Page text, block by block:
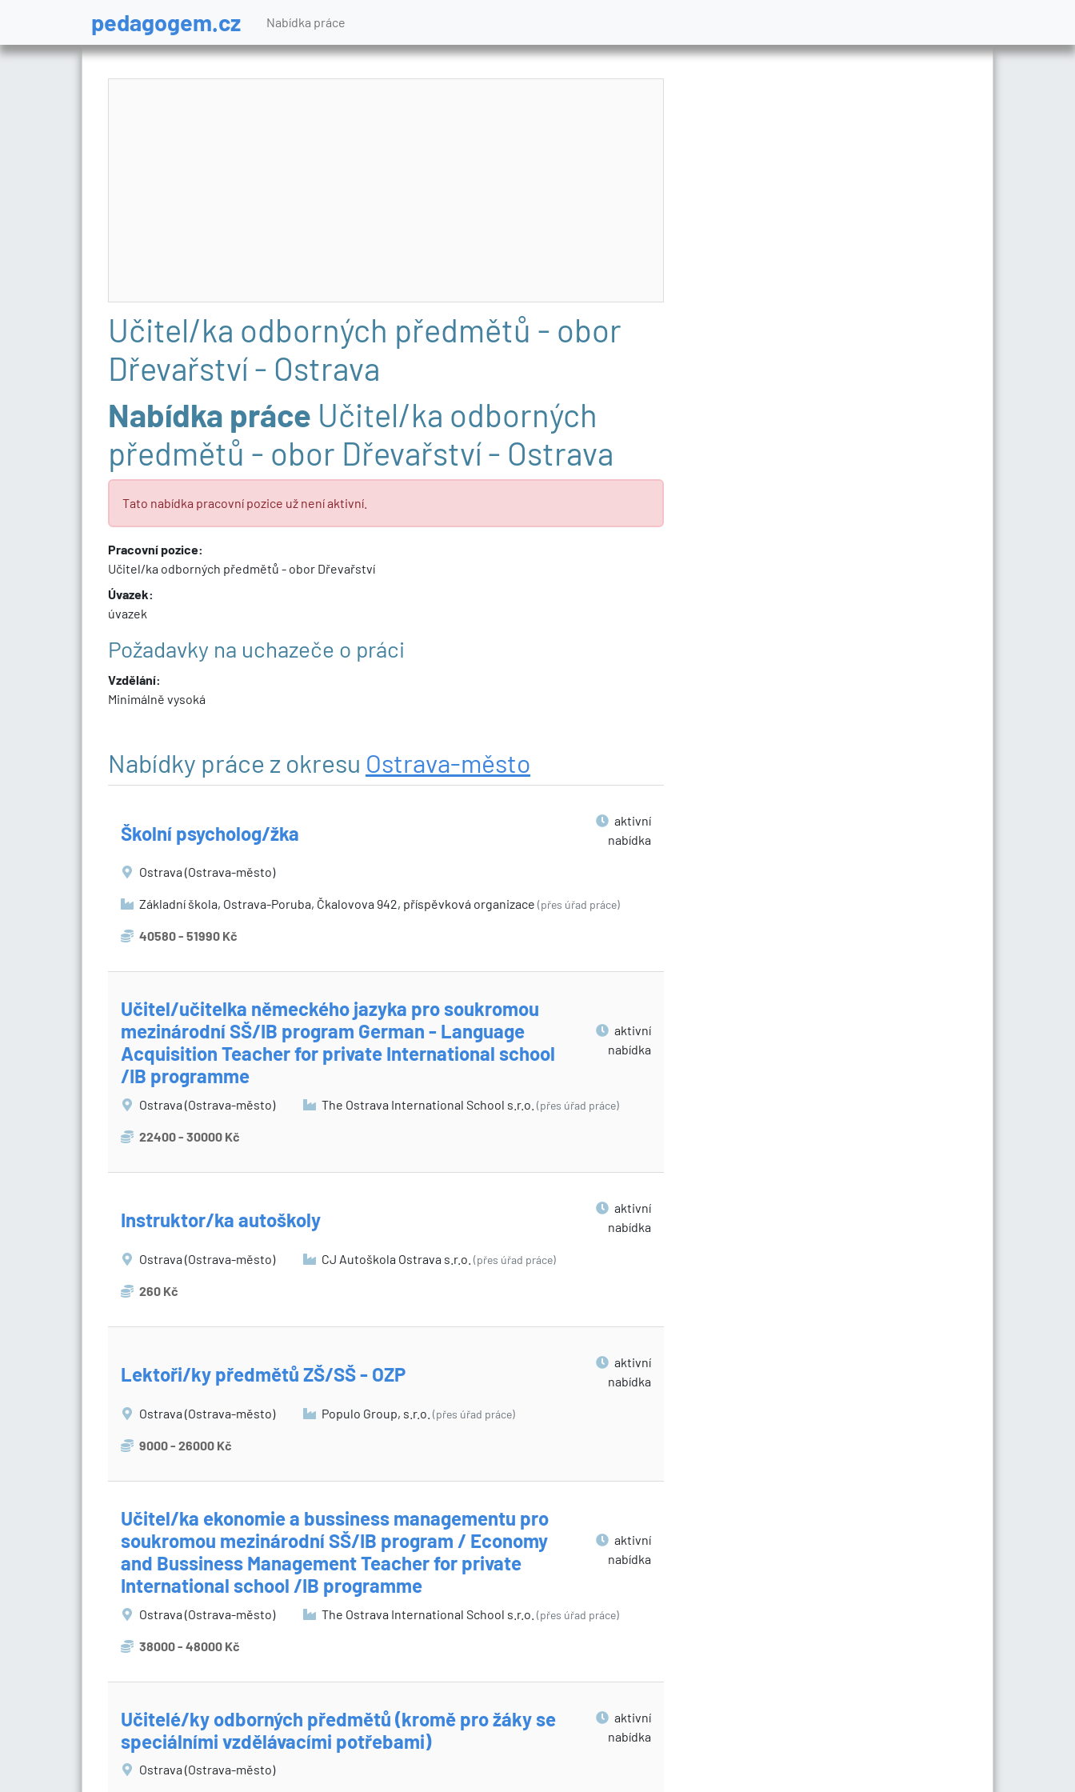
pedagogem.cz Nabídka práce
Učitel/ka odborných předmětů - obor
Dřevařství - Ostrava
Nabídka práce Učitel/ka odborných
předmětů - obor Dřevařství - Ostrava
Tato nabídka pracovní pozice už není aktivní.
Pracovní pozice:
Učitel/ka odborných předmětů - obor Dřevařství
Úvazek:
úvazek
Požadavky na uchazeče o práci
Vzdělání:
Minimálně vysoká
Nabídky práce z okresu Ostrava-město
Školní psycholog/žka
aktivní
nabídka
Ostrava (Ostrava-město)
Základní škola, Ostrava-Poruba, Čkalovova 942, příspěvková organizace (přes úřad práce)
40580 - 51990 Kč
Učitel/učitelka německého jazyka pro soukromou
mezinárodní SŠ/IB program German - Language
Acquisition Teacher for private International school
/IB programme
aktivní
nabídka
Ostrava (Ostrava-město) The Ostrava International School s.r.o. (přes úřad práce)
22400 - 30000 Kč
Instruktor/ka autoškoly
aktivní
nabídka
Ostrava (Ostrava-město) CJ Autoškola Ostrava s.r.o. (přes úřad práce)
260 Kč
Lektoři/ky předmětů ZŠ/SŠ - OZP
aktivní
nabídka
Ostrava (Ostrava-město) Populo Group, s.r.o. (přes úřad práce)
9000 - 26000 Kč
Učitel/ka ekonomie a bussiness managementu pro
soukromou mezinárodní SŠ/IB program / Economy
and Bussiness Management Teacher for private
International school /IB programme
aktivní
nabídka
Ostrava (Ostrava-město) The Ostrava International School s.r.o. (přes úřad práce)
38000 - 48000 Kč
Učitelé/ky odborných předmětů (kromě pro žáky se
speciálními vzdělávacími potřebami)
aktivní
nabídka
Ostrava (Ostrava-město)